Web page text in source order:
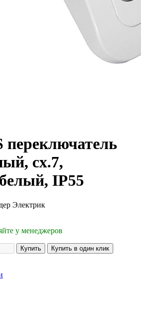
переключатель
сх.7,
IP55
Электрик
у менеджеров